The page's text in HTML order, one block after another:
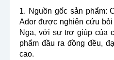
1. Nguồn gốc sản phẩm:
Ador được nghiên cứu
Nga, với sự trợ giúp của
phẩm đầu ra đồng đều,
cao.